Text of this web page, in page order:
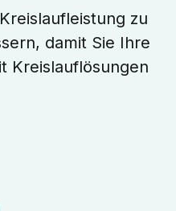
zu
damit Sie Ihre
Kreislauflösungen